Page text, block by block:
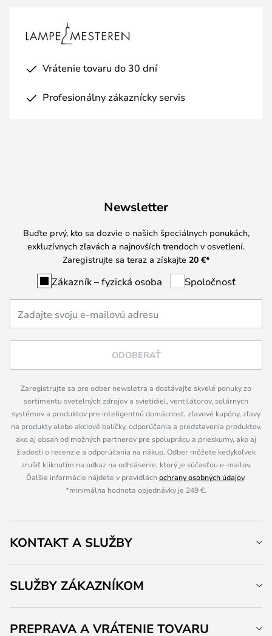
Vrátenie tovaru do 30 dní
Profesionálny zákaznícky servis
Newsletter
Buďte prvý, kto sa dozvie o našich špeciálnych ponukách,
exkluzívnych zľavách a najnovších trendoch v osvetlení.
Zaregistrujte sa teraz a získajte 20 €*
Zákazník – fyzická osoba Spoločnosť
ODOBERAŤ
Zaregistrujte sa pre odber newsletra a dostávajte skvelé ponuky zo
sortimentu svetelných zdrojov a svietidiel, ventilátorov, solárnych
systémov a produktov pre inteligentnú domácnosť, zľavové kupóny, zľavy
na produkty alebo akciové balíčky, odporúčania a predstavenia produktov,
ako aj obsah od možných partnerov pre spoluprácu a prieskumy, ako aj
žiadosti o recenzie a odporúčania na nákup. Odber môžete kedykoľvek
zrušiť kliknutím na odkaz na odhlásenie, ktorý je súčasťou e-mailov.
Ďalšie informácie nájdete v pravidláchochrany osobných údajov.
*minimálna hodnota objednávky je 249 €.
KONTAKT A SLUŽBY
SLUŽBY ZÁKAZNÍKOM
PREPRAVA A VRÁTENIE TOVARU